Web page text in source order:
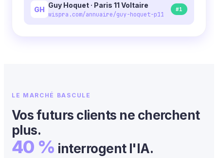
GH
Guy Hoquet · Paris 11 Voltaire
wispra.com/annuaire/guy-hoquet-p11
#1
LE MARCHÉ BASCULE
Vos futurs clients ne cherchent
plus.
40 % interrogent l'IA.